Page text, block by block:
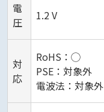
電
圧
1.2 V
対
応
RoHS：◯
PSE：対象外
電波法：対象外